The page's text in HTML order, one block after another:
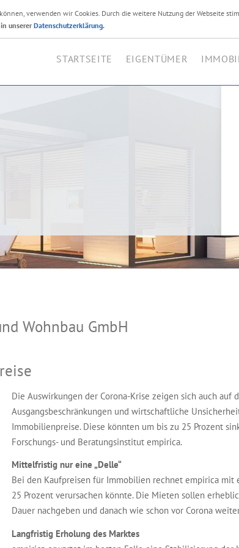
Ihr Immobilienmakler
STARTSEITE EIGENTÜMER
Wohnbau GmbH
Die Auswirkungen der Corona-Krise zeigen sich auch auf
Ausgangsbeschränkungen und wirtschaftliche
Immobilienpreise. Diese könnten um bis zu 25 Prozent
Forschungs- und Beratungsinstitut empirica.
Mittelfristig nur eine „Delle“
Bei den Kaufpreisen für Immobilien rechnet empirica mit
25 Prozent verursachen könnte. Die Mieten sollen
Dauer nachgeben und danach wie schon vor Corona
Langfristig Erholung des Marktes
verwenden wir Cookies. Durch die weitere Nutzung der Webseite
unsererDatenschutzerklärung.